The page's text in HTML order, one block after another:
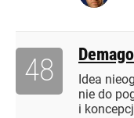
Idea
nie do
i
48